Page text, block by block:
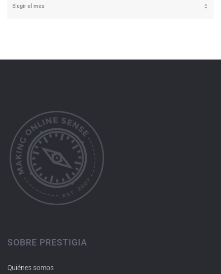
SOBRE PRESTIGIA
Quiénes somos